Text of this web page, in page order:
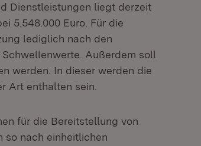
Dienstleistungen liegt derzeit
5.548.000 Euro. Für die
lediglich nach den
Außerdem soll
werden. In dieser werden die
Art enthalten sein.
für die Bereitstellung von
so nach einheitlichen